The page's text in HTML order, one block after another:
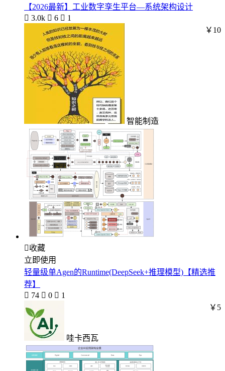
【2026最新】工业数字孪生平台—系统架构设计
 3.0k  6  1
智能制造
￥10
收藏
立即使用
轻量级单Agen的Runtime(DeepSeek+推理模型)【精选推
荐】
 74  0  1
哇卡西瓦
￥5